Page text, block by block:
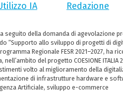
IA Redazione
a seguito della domanda di
“Supporto allo sviluppo di progetti di
Regionale FESR 2021–2027, ha
nell’ambito del progetto COESIONE
volto al miglioramento della
di infrastrutture hardware e
Artificiale, sviluppo e-commerce